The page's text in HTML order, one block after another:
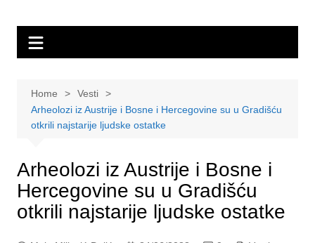
Home
Vesti
Arheolozi iz Austrije i Bosne i Hercegovine su u Gradišću
otkrili najstarije ljudske ostatke
Arheolozi iz Austrije i Bosne i
Hercegovine su u Gradišću
otkrili najstarije ljudske ostatke